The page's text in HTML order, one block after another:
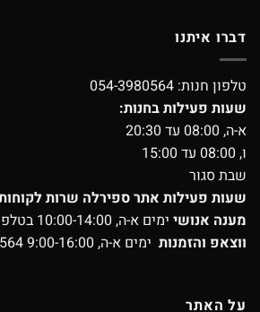
דברו איתנו
טלפון חנות: 054-3980564
שעות פעילות בחנות:
א-ה, 08:00 עד 20:30
ו, 08:00 עד 15:00
שבת סגור
שעות פעילות אתר ספירלה שרות
מענה אנושי ימים א-ה, 10:00-14:00 בטלפון:
ווצאפ והזמנות ימים א-ה, 9:00-16:00
על האתר